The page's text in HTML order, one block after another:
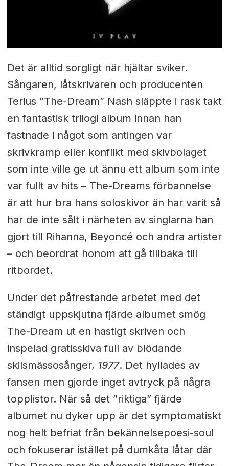
Det är alltid sorgligt när hjältar sviker.
Sångaren, låtskrivaren och producenten
Terius ”The-Dream” Nash släppte i rask takt
en fantastisk trilogi album innan han
fastnade i något som antingen var
skrivkramp eller konflikt med skivbolaget
som inte ville ge ut ännu ett album som inte
var fullt av hits – The-Dreams förbannelse
är att hur bra hans soloskivor än har varit så
har de inte sålt i närheten av singlarna han
gjort till Rihanna, Beyoncé och andra artister
– och beordrat honom att gå tillbaka till
ritbordet.
Under det påfrestande arbetet med det
ständigt uppskjutna fjärde albumet smög
The-Dream ut en hastigt skriven och
inspelad gratisskiva full av blödande
skilsmässosånger, 1977. Det hyllades av
fansen men gjorde inget avtryck på några
topplistor. När så det ”riktiga” fjärde
albumet nu dyker upp är det symptomatiskt
nog helt befriat från bekännelsepoesi-soul
och fokuserar istället på dumkåta låtar där